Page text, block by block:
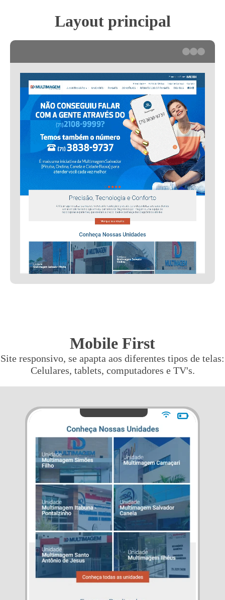
Layout principal
Mobile First
Site responsivo, se apapta aos diferentes tipos de telas:
Celulares, tablets, computadores e TV's.